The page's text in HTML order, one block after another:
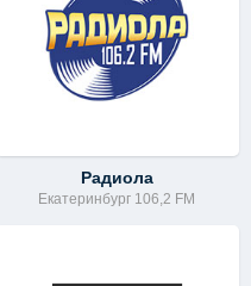
Радиола
Екатеринбург 106,2 FM